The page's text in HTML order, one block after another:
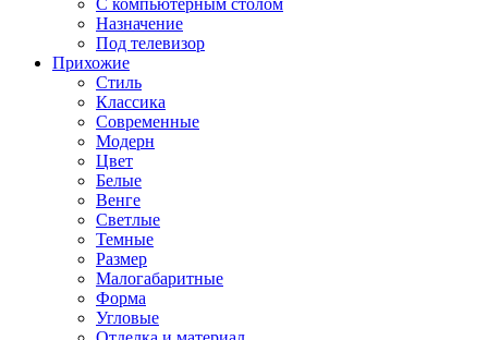
С компьютерным столом
Назначение
Под телевизор
Прихожие
Стиль
Классика
Современные
Модерн
Цвет
Белые
Венге
Светлые
Темные
Размер
Малогабаритные
Форма
Угловые